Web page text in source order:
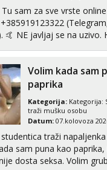
Alisa
Razgovaram :)
Tel:064/677-677 - Kod: #106
tel:0,93€ - mob:1,12€ min
Žana
Razgovaram :)
Tel: 064/677-677 - Kod: #135
tel:0,93€ - mob:1,12€ min
Obavijesti me kada se
Zara
sam za sve vrste
Whatsapp). 🤙 NE javljaj se na
Volim kada sam
paprika
Kategorija: Kategorija:
traži mušku osobu
Datum: 07.kolovoza
traži
sam puna kao
dosta seksa. Volim